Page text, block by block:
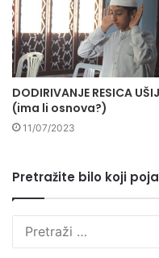
DODIRIVANJE RESICA
(ima li osnova?)
11/07/2023
Pretražite bilo koji